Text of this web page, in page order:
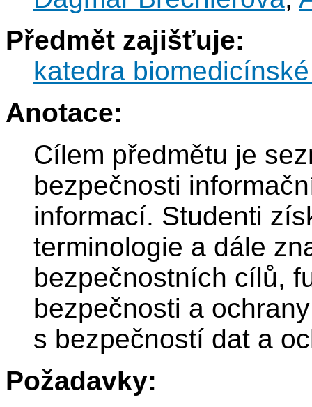
Předmět zajišťuje:
katedra
Anotace:
Cílem předmětu je
bezpečnosti
informací. Studenti
terminologie a dále
bezpečnostních cílů,
bezpečnosti a
s bezpečností dat a
Požadavky: